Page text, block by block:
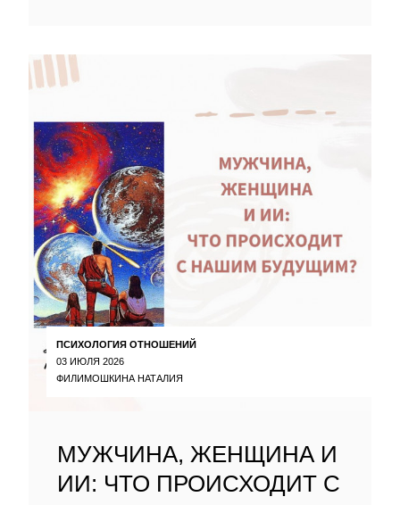
ПСИХОЛОГИЯ ОТНОШЕНИЙ
03 ИЮЛЯ 2026
ФИЛИМОШКИНА НАТАЛИЯ
МУЖЧИНА, ЖЕНЩИНА И
ИИ: ЧТО ПРОИСХОДИТ С